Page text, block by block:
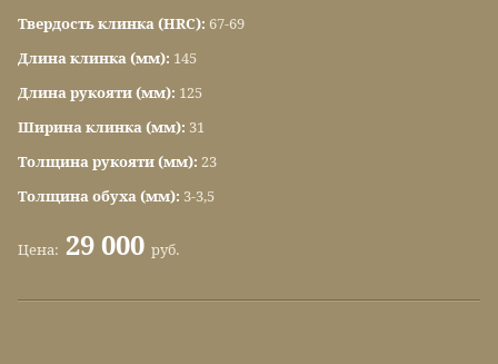
Твердость клинка (HRC): 67-69
Длина клинка (мм): 145
Длина рукояти (мм): 125
Ширина клинка (мм): 31
Толщина рукояти (мм): 23
Толщина обуха (мм): 3-3,5
Цена: 29 000 руб.